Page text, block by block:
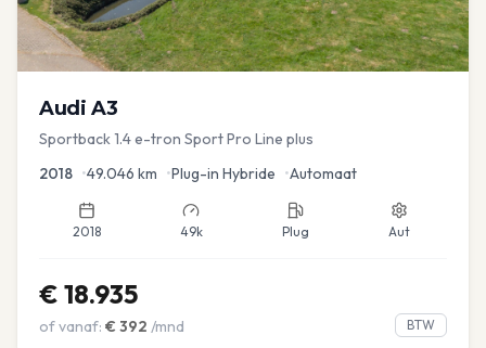
Audi A3
Sportback 1.4 e-tron Sport Pro Line plus
2018 •49.046 km •Plug-in Hybride •Automaat
2018 49k Plug Aut
€ 18.935
of vanaf: € 392 /mnd BTW